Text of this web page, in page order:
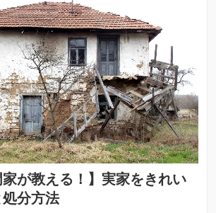
家が教える！】実家をきれい
分方法